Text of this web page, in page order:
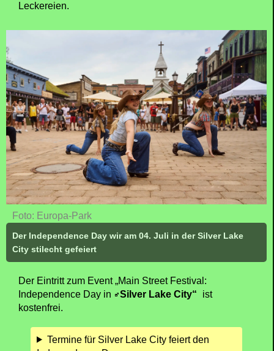
Leckereien.
Foto: Europa-Park
Der Independence Day wir am 04. Juli in der Silver Lake
City stilecht gefeiert
Der Eintritt zum Event „Main Street Festival:
Independence Day in
Silver Lake City“
ist
kostenfrei.
Termine für Silver Lake City feiert den